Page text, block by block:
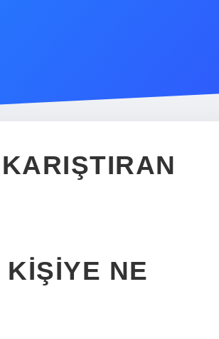
NE